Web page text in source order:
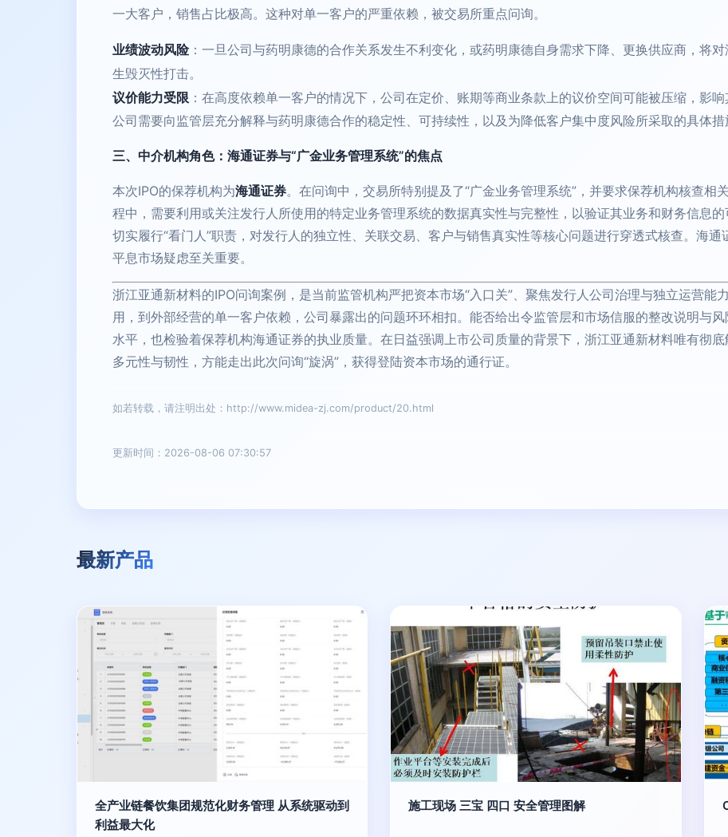
一大客户，销售占比极高。这种对单一客户的严重依赖，被交易所重点问询。
业绩波动风险：一旦公司与药明康德的合作关系发生不利变化，或药明康德自身需求下降、更换供应商，将
生毁灭性打击。
议价能力受限 ：在高度依赖单一客户的情况下，公司在定价、账期等商业条款上的议价空间可能被压缩，影响
公司需要向监管层充分解释与药明康德合作的稳定性、可持续性，以及为降低客户集中度风险所采取的具体措
三、中介机构角色：海通证券与“广金业务管理系统”的焦点
本次IPO的保荐机构为海通证券。在问询中，交易所特别提及了“广金业务管理系统”，并要求保荐机构核查相
程中，需要利用或关注发行人所使用的特定业务管理系统的数据真实性与完整性，以验证其业务和财务信息
切实履行“看门人”职责，对发行人的独立性、关联交易、客户与销售真实性等核心问题进行穿透式核查。海
平息市场疑虑至关重要。
浙江亚通新材料的IPO问询案例，是当前监管机构严把资本市场“入口关”、聚焦发行人公司治理与独立运营能
用，到外部经营的单一客户依赖，公司暴露出的问题环环相扣。能否给出令监管层和市场信服的整改说明与
水平，也检验着保荐机构海通证券的执业质量。在日益强调上市公司质量的背景下，浙江亚通新材料唯有彻
多元性与韧性，方能走出此次问询“旋涡”，获得登陆资本市场的通行证。
如若转载，请注明出处：http://www.midea-zj.com/product/20.html
更新时间：2026-08-06 07:30:57
最新产品
全产业链餐饮集团规范化财务管理 从系统驱动到
利益最大化
施工现场 三宝 四口 安全管理图解